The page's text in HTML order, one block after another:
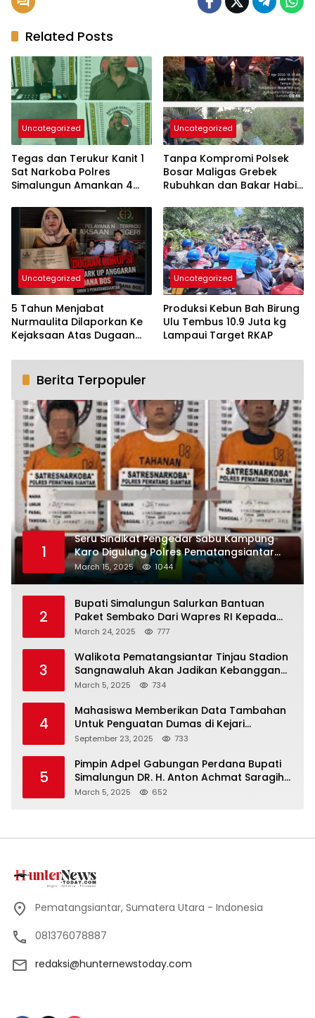
Related Posts
Uncategorized
Tegas dan Terukur Kanit 1
Sat Narkoba Polres
Simalungun Amankan 4
Diproses Hukum Dua
Pengguna Masuk Rehap
Medis
Uncategorized
Tanpa Kompromi Polsek
Bosar Maligas Grebek
Rubuhkan dan Bakar Habis
Perkadanfan Nagori Boluk
Uncategorized
5 Tahun Menjabat
Nurmaulita Dilaporkan Ke
Kejaksaan Atas Dugaan
Dana Bos SMKN -3
Pematangsiantar
Uncategorized
Produksi Kebun Bah Birung
Ulu Tembus 10.9 Juta kg
Lampaui Target RKAP
Berita Terpopuler
1
Seru Sindikat Pengedar Sabu Kampung
Karo Digulung Polres Pematangsiantar
Saat Kemas Paket Sabu
March 15, 2025 1044
2
Bupati Simalungun Salurkan Bantuan
Paket Sembako Dari Wapres RI Kepada
Korban Banjir di Prapat
March 24, 2025 777
3
Walikota Pematangsiantar Tinjau Stadion
Sangnawaluh Akan Jadikan Kebanggan
Masyarakat
March 5, 2025 734
4
Mahasiswa Memberikan Data Tambahan
Untuk Penguatan Dumas di Kejari
Simalungun
September 23, 2025 733
5
Pimpin Adpel Gabungan Perdana Bupati
Simalungun DR. H. Anton Achmat Saragih
Ajak ASN Bahu Membahu Bangun
March 5, 2025 652
Pematangsiantar, Sumatera Utara - Indonesia
081376078887
redaksi@hunternewstoday.com